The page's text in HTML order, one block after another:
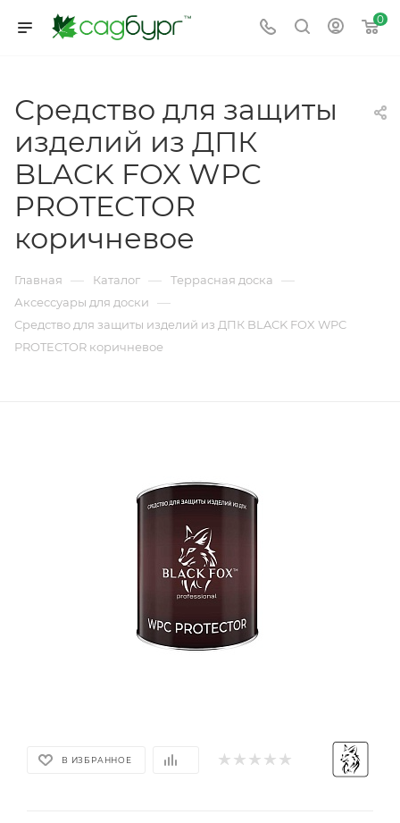
0
Средство для защиты
изделий из ДПК
BLACK FOX WPC
PROTECTOR
коричневое
Главная — Каталог — Террасная доска —
Аксессуары для доски —
Средство для защиты изделий из ДПК BLACK FOX WPC
PROTECTOR коричневое
В ИЗБРАННОЕ